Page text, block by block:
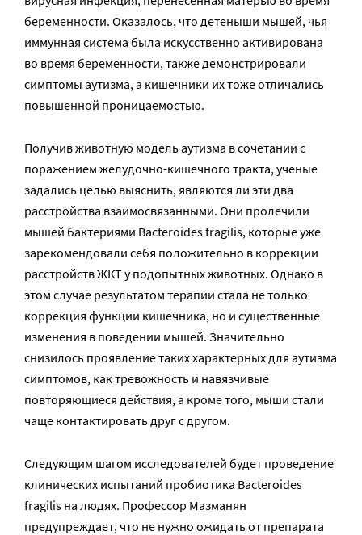
беременности. Оказалось, что детеныши мышей, чья
иммунная система была искусственно активирована
во время беременности, также демонстрировали
симптомы аутизма, а кишечники их тоже отличались
повышенной проницаемостью.
Получив животную модель аутизма в сочетании с
поражением желудочно-кишечного тракта, ученые
задались целью выяснить, являются ли эти два
расстройства взаимосвязанными. Они пролечили
мышей бактериями Bacteroides fragilis, которые уже
зарекомендовали себя положительно в коррекции
расстройств ЖКТ у подопытных животных. Однако в
этом случае результатом терапии стала не только
коррекция функции кишечника, но и существенные
изменения в поведении мышей. Значительно
снизилось проявление таких характерных для аутизма
симптомов, как тревожность и навязчивые
повторяющиеся действия, а кроме того, мыши стали
чаще контактировать друг с другом.
Следующим шагом исследователей будет проведение
клинических испытаний пробиотика Bacteroides
fragilis на людях. Профессор Мазманян
предупреждает, что не нужно ожидать от препарата